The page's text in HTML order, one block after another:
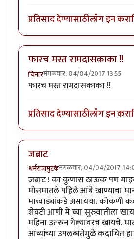
प्रतिसाद देण्यासाठीलॉग इन करा
फारच मस्त रामदासकाका !!
चिनारमंगळवार, 04/04/2017 13:55
फारच मस्त रामदासकाका !!
प्रतिसाद देण्यासाठीलॉग इन करा
जब्राट
धर्मराजमुटकेमंगळवार, 04/04/2017
जब्राट ! का कुणास ठाऊक पण
मोसमातले पहिले आंबे खाण्याचा
मारवाड्यांकडे असायचा. कोकणी
शेवटी आणी मे च्या सुरुवातीला
महिना उतरुन गेल्यावरच खायचे.
आंब्यांच्या उपलब्धतेमुळे कदाचित